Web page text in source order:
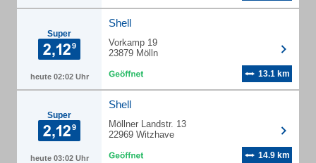
Super
heute 02:02 Uhr
Shell
Vorkamp 19
23879 Mölln
13.1 km
Super
heute 03:02 Uhr
Shell
Möllner Landstr. 13
22969 Witzhave
14.9 km